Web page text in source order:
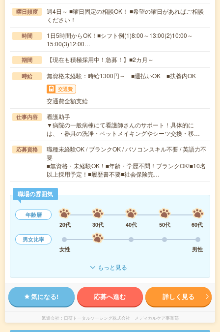
曜日頻度
週4日～ ■曜日固定の相談OK！ ■希望の曜日があればご相談
ください！
時間
1日5時間からOK！■シフト例(1)8:00～13:00(2)10:00～
15:00(3)12:00…
期間 【現在も積極採用中！急募！】■2カ月～
時給 無資格未経験：時給1300円～ ■週払いOK ■扶養内OK
交通費
交通費全額支給
仕事内容
看護助手
▼病院の一般病棟にて看護師さんのサポート！具体的に
は、・器具の洗浄・ベットメイキングやシーツ交換・移…
応募資格
職種未経験OK / ブランクOK / パソコンスキル不要 / 英語力不
要
■無資格・未経験OK！■年齢・学歴不問！ブランクOK!■10名
以上採用予定！■履歴書不要■社会保険完…
職場の雰囲気
年齢層
20代
30代 40代 50代
60代
男女比率
女性
男性
もっと見る
気になる! 応募へ進む 詳しく見る
派遣会社 日研トータルソーシング株式会社 メディカルケア事業部